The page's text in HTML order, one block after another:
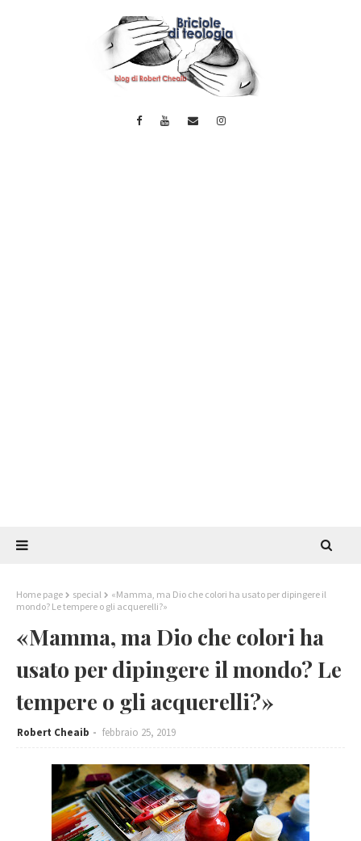
Home page special
«Mamma, ma Dio che colori ha usato per dipingere il
mondo? Le tempere o gli acquerelli?»
«Mamma, ma Dio che colori ha
usato per dipingere il mondo? Le
tempere o gli acquerelli?»
Robert Cheaib febbraio 25, 2019